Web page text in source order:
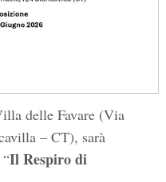
delle Favare (Via
– CT), sarà
Il Respiro di